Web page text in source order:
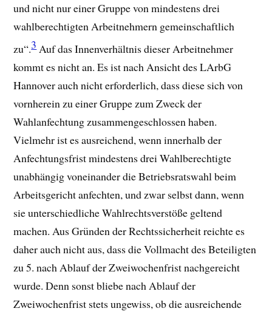
und nicht nur einer Gruppe von mindestens drei
wahlberechtigten Arbeitnehmern gemeinschaftlich
zu“.3Auf das Innenverhältnis dieser Arbeitnehmer
kommt es nicht an. Es ist nach Ansicht des LArbG
Hannover auch nicht erforderlich, dass diese sich von
vornherein zu einer Gruppe zum Zweck der
Wahlanfechtung zusammengeschlossen haben.
Vielmehr ist es ausreichend, wenn innerhalb der
Anfechtungsfrist mindestens drei Wahlberechtigte
unabhängig voneinander die Betriebsratswahl beim
Arbeitsgericht anfechten, und zwar selbst dann, wenn
sie unterschiedliche Wahlrechtsverstöße geltend
machen. Aus Gründen der Rechtssicherheit reichte es
daher auch nicht aus, dass die Vollmacht des Beteiligten
zu 5. nach Ablauf der Zweiwochenfrist nachgereicht
wurde. Denn sonst bliebe nach Ablauf der
Zweiwochenfrist stets ungewiss, ob die ausreichende